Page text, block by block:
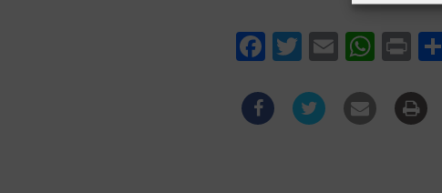
FacebookTwitterEmail WhatsApp
Print